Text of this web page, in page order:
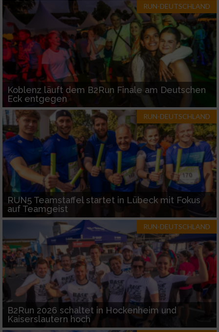
RUN-DEUTSCHLAND
Koblenz läuft dem B2Run Finale am Deutschen
Eck entgegen
RUN-DEUTSCHLAND
RUN5 Teamstaffel startet in Lübeck mit Fokus
auf Teamgeist
RUN-DEUTSCHLAND
B2Run 2026 schaltet in Hockenheim und
Kaiserslautern hoch